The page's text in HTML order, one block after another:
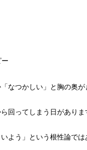
ー
なつかしい」と胸の奥
ら回ってしまう日があ
よう」という根性論で